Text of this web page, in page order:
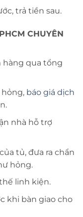
trả tiền sau.
CHUYÊN
hàng qua tổng
báo giá dịch
nhà hỗ trợ
tủ, đưa ra chẩn
hỏng.
linh kiện.
khi bàn giao cho